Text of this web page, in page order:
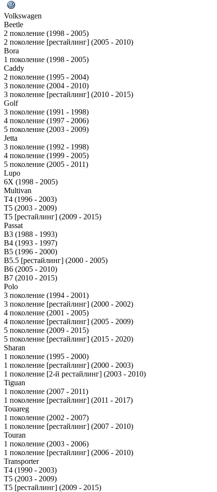
Volkswagen
Beetle
2 поколение (1998 - 2005)
2 поколение [рестайлинг] (2005 - 2010)
Bora
1 поколение (1998 - 2005)
Caddy
2 поколение (1995 - 2004)
3 поколение (2004 - 2010)
3 поколение [рестайлинг] (2010 - 2015)
Golf
3 поколение (1991 - 1998)
4 поколение (1997 - 2006)
5 поколение (2003 - 2009)
Jetta
3 поколение (1992 - 1998)
4 поколение (1999 - 2005)
5 поколение (2005 - 2011)
Lupo
6X (1998 - 2005)
Multivan
T4 (1996 - 2003)
T5 (2003 - 2009)
T5 [рестайлинг] (2009 - 2015)
Passat
B3 (1988 - 1993)
B4 (1993 - 1997)
B5 (1996 - 2000)
B5.5 [рестайлинг] (2000 - 2005)
B6 (2005 - 2010)
B7 (2010 - 2015)
Polo
3 поколение (1994 - 2001)
3 поколение [рестайлинг] (2000 - 2002)
4 поколение (2001 - 2005)
4 поколение [рестайлинг] (2005 - 2009)
5 поколение (2009 - 2015)
5 поколение [рестайлинг] (2015 - 2020)
Sharan
1 поколение (1995 - 2000)
1 поколение [рестайлинг] (2000 - 2003)
1 поколение [2-й рестайлинг] (2003 - 2010)
Tiguan
1 поколение (2007 - 2011)
1 поколение [рестайлинг] (2011 - 2017)
Touareg
1 поколение (2002 - 2007)
1 поколение [рестайлинг] (2007 - 2010)
Touran
1 поколение (2003 - 2006)
1 поколение [рестайлинг] (2006 - 2010)
Transporter
T4 (1990 - 2003)
T5 (2003 - 2009)
T5 [рестайлинг] (2009 - 2015)